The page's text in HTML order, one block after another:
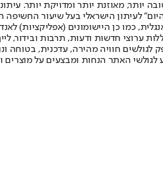
יותר, מאוזנת יותר ומדויקת יותר.
הראשונה פורסמה ב-30 ביולי 2007, וב-2010 הפך "ישראל
ערוצי חדשות ודעות, תרבות ובידור,
לגולשים חוויה מהירה, עדכנית,
האתר הנחות ומבצעים על